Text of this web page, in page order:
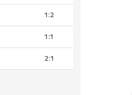
1:2
1:1
2:1